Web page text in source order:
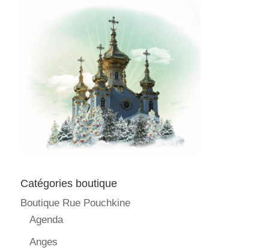
Catégories boutique
Boutique Rue Pouchkine
Agenda
Anges